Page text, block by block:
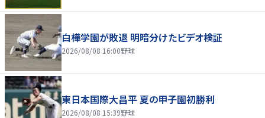
白樺学園が敗退 明暗分けたビデオ検証
2026/08/08 16:00野球
東日本国際大昌平 夏の甲子園初勝利
2026/08/08 15:39野球